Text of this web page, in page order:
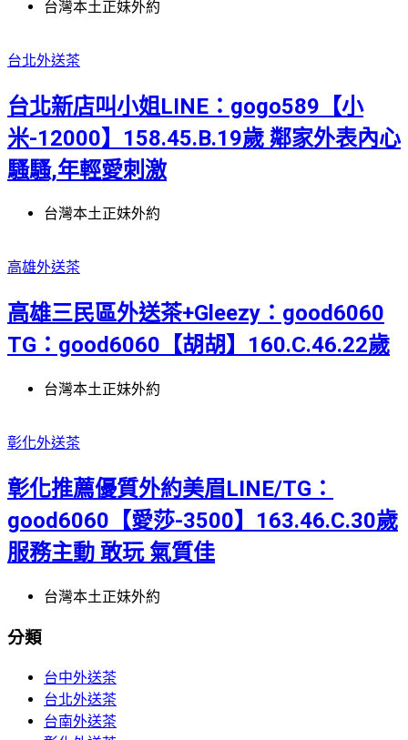
台灣本土正妹外約
台北外送茶
台北新店叫小姐LINE：gogo589【小
米-12000】158.45.B.19歲 鄰家外表內心
騷騷,年輕愛刺激
台灣本土正妹外約
高雄外送茶
高雄三民區外送茶+Gleezy：good6060
TG：good6060【胡胡】160.C.46.22歲
台灣本土正妹外約
彰化外送茶
彰化推薦優質外約美眉LINE/TG：
good6060【愛莎-3500】163.46.C.30歲
服務主動 敢玩 氣質佳
台灣本土正妹外約
分類
台中外送茶
台北外送茶
台南外送茶